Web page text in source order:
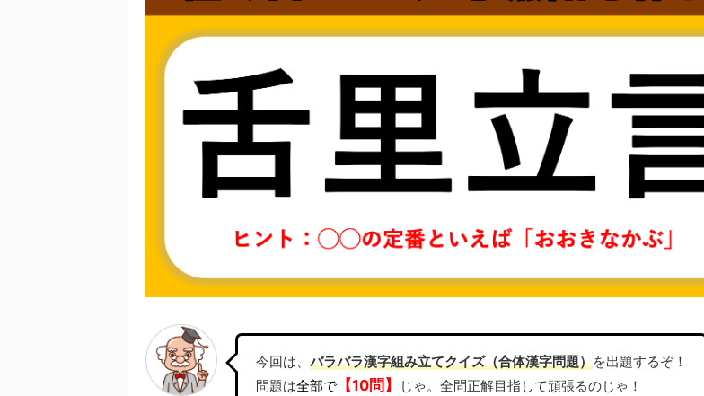
今回は、 バラバラ漢字組み立てクイズ（合体漢字問題）を出題するぞ！
問題は全部で 【10問】 じゃ。全問正解目指して頑張るのじゃ！